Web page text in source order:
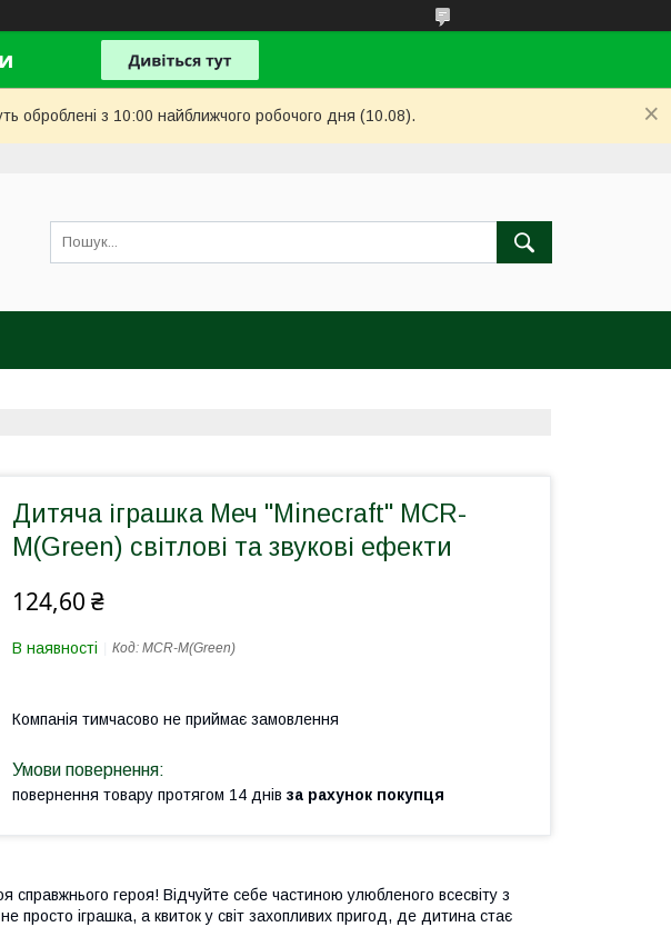
оброблені з 10:00 найближчого робочого дня (10.08).
Дитяча іграшка Меч "Minecraft" MCR-
M(Green) світлові та звукові ефекти
124,60 ₴
В наявності Код: MСR-M(Green)
Компанія тимчасово не приймає замовлення
повернення товару протягом 14 днів за рахунок покупця
героя! Відчуйте себе частиною улюбленого всесвіту з
просто іграшка, а квиток у світ захопливих пригод, де дитина стає